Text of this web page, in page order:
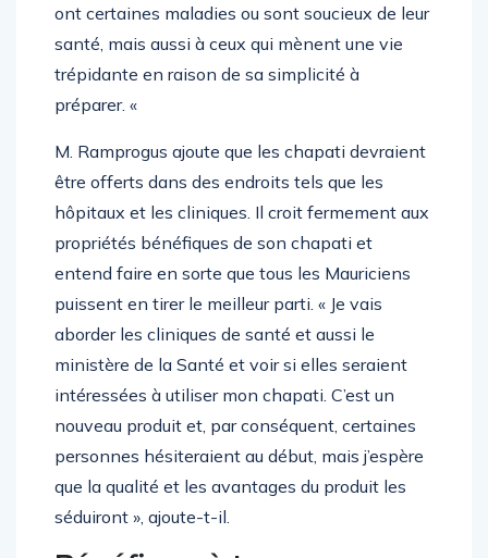
ont certaines maladies ou sont soucieux de leur
santé, mais aussi à ceux qui mènent une vie
trépidante en raison de sa simplicité à
préparer. «
M. Ramprogus ajoute que les chapati devraient
être offerts dans des endroits tels que les
hôpitaux et les cliniques. Il croit fermement aux
propriétés bénéfiques de son chapati et
entend faire en sorte que tous les Mauriciens
puissent en tirer le meilleur parti. « Je vais
aborder les cliniques de santé et aussi le
ministère de la Santé et voir si elles seraient
intéressées à utiliser mon chapati. C’est un
nouveau produit et, par conséquent, certaines
personnes hésiteraient au début, mais j’espère
que la qualité et les avantages du produit les
séduiront », ajoute-t-il.